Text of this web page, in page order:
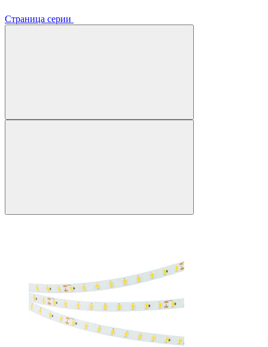
Страница серии